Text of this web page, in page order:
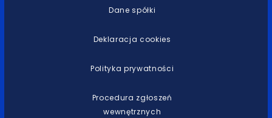
Dane spółki
Deklaracja cookies
Polityka prywatności
Procedura zgłoszeń
wewnętrznych